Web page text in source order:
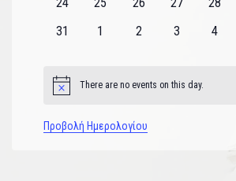
24 25 26 27 28
0
31
0
1
0
2
0
3
0
4
Notice There are no events on this day.
Προβολή Ημερολογίου